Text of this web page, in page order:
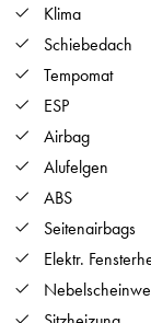
Klima
Schiebedach
Tempomat
ESP
Airbag
Alufelgen
ABS
Seitenairbags
Elektr.